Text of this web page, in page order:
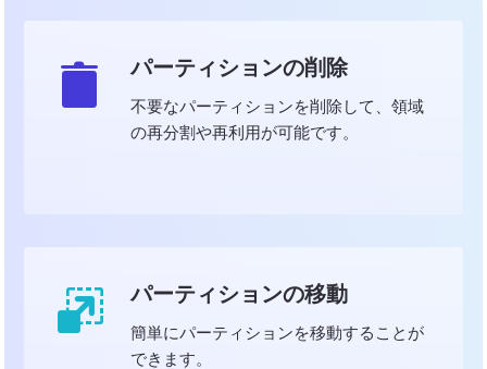
パーティションの削除
不要なパーティションを削除して、領域
の再分割や再利用が可能です。
パーティションの移動
簡単にパーティションを移動することが
できます。